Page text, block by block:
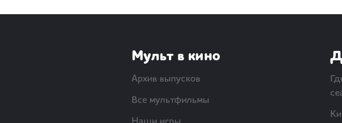
Мульт в кино
Архив выпусков
Все мультфильмы